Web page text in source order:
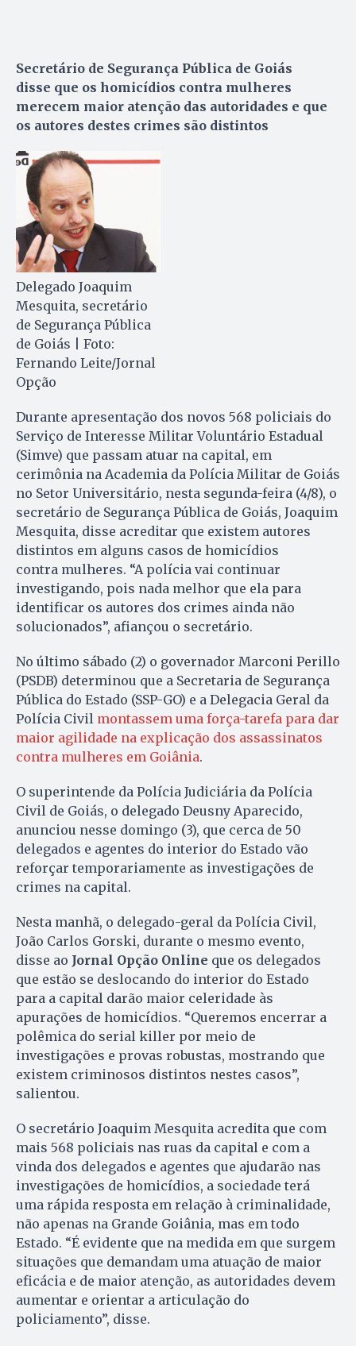
Secretário de Segurança Pública de Goiás
disse que os homicídios contra mulheres
merecem maior atenção das autoridades e que
os autores destes crimes são distintos
Delegado Joaquim
Mesquita, secretário
de Segurança Pública
de Goiás | Foto:
Fernando Leite/Jornal
Opção
Durante apresentação dos novos 568 policiais do
Serviço de Interesse Militar Voluntário Estadual
(Simve) que passam atuar na capital, em
cerimônia na Academia da Polícia Militar de Goiás
no Setor Universitário, nesta segunda-feira (4/8), o
secretário de Segurança Pública de Goiás, Joaquim
Mesquita, disse acreditar que existem autores
distintos em alguns casos de homicídios
contra mulheres. “A polícia vai continuar
investigando, pois nada melhor que ela para
identificar os autores dos crimes ainda não
solucionados”, afiançou o secretário.
No último sábado (2) o governador Marconi Perillo
(PSDB) determinou que a Secretaria de Segurança
Pública do Estado (SSP-GO) e a Delegacia Geral da
Polícia Civil montassem uma força-tarefa para dar
maior agilidade na explicação dos assassinatos
contra mulheres em Goiânia.
O superintende da Polícia Judiciária da Polícia
Civil de Goiás, o delegado Deusny Aparecido,
anunciou nesse domingo (3), que cerca de 50
delegados e agentes do interior do Estado vão
reforçar temporariamente as investigações de
crimes na capital.
Nesta manhã, o delegado-geral da Polícia Civil,
João Carlos Gorski, durante o mesmo evento,
disse ao Jornal Opção Online que os delegados
que estão se deslocando do interior do Estado
para a capital darão maior celeridade às
apurações de homicídios. “Queremos encerrar a
polêmica do serial killer por meio de
investigações e provas robustas, mostrando que
existem criminosos distintos nestes casos”,
salientou.
O secretário Joaquim Mesquita acredita que com
mais 568 policiais nas ruas da capital e com a
vinda dos delegados e agentes que ajudarão nas
investigações de homicídios, a sociedade terá
uma rápida resposta em relação à criminalidade,
não apenas na Grande Goiânia, mas em todo
Estado. “É evidente que na medida em que surgem
situações que demandam uma atuação de maior
eficácia e de maior atenção, as autoridades devem
aumentar e orientar a articulação do
policiamento”, disse.